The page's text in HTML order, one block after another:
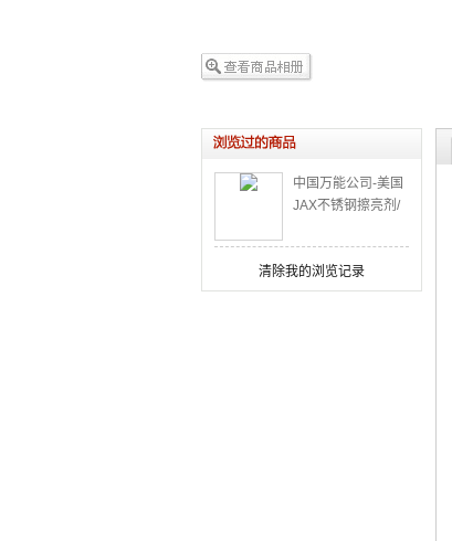
中国万能公司-美国
JAX不锈钢擦亮剂/
钢清洁剂
清除我的浏览记录